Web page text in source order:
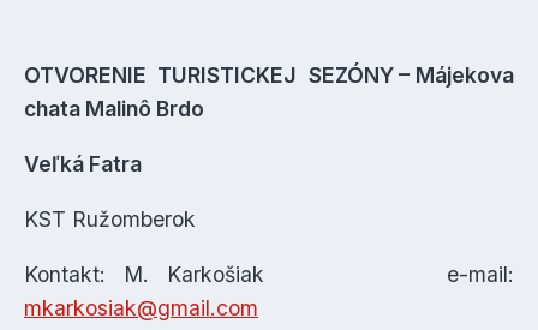
OTVORENIE TURISTICKEJ SEZÓNY – Májekova
chata Malinô Brdo
Veľká Fatra
KST Ružomberok
Kontakt: M. Karkošiak e-mail:
mkarkosiak@gmail.com